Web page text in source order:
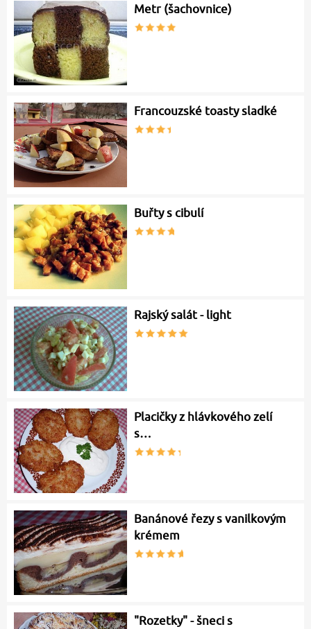
Metr (šachovnice)
Francouzské toasty sladké
Buřty s cibulí
Rajský salát - light
Placičky z hlávkového zelí
s…
Banánové řezy s vanilkovým
krémem
"Rozetky" - šneci s